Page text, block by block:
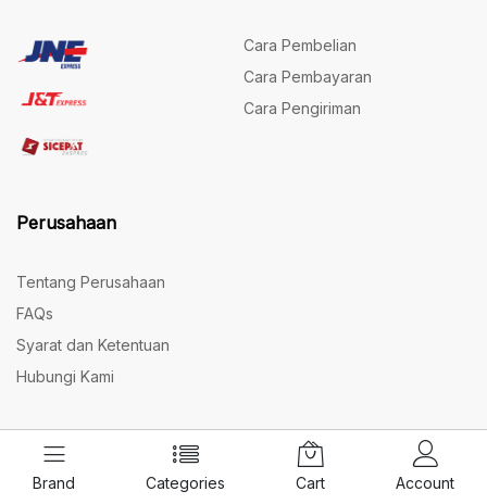
Brand Categories Cart Account
Cara Pembelian
Cara Pembayaran
Cara Pengiriman
Perusahaan
Tentang Perusahaan
FAQs
Syarat dan Ketentuan
Hubungi Kami